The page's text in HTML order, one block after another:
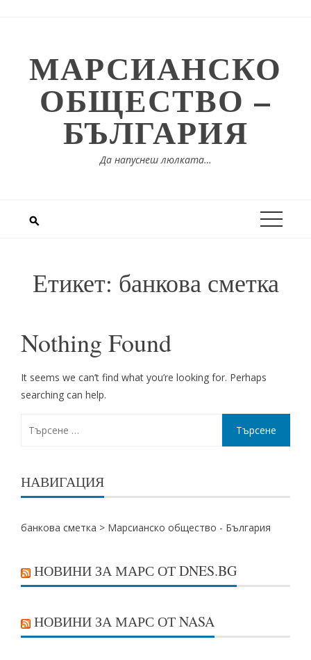
МАРСИАНСКО
ОБЩЕСТВО –
БЪЛГАРИЯ
Да напуснеш люлката…
Етикет: банкова сметка
Nothing Found
It seems we can’t find what you’re looking for. Perhaps
searching can help.
НАВИГАЦИЯ
банкова сметка > Марсианско общество - България
НОВИНИ ЗА МАРС ОТ DNES.BG
НОВИНИ ЗА МАРС ОТ NASA